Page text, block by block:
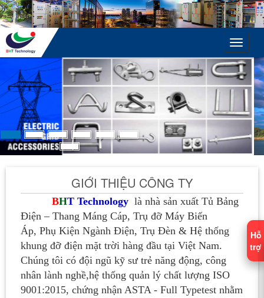
Toggle
GIỚI THIỆU CÔNG TY
BHT Technology là nhà sản xuất Tủ Bảng
Điện – Thang Máng Cáp, Trụ đỡ Máy Biến
Áp, Phụ Kiện Ngành Điện, Trụ Đèn & Hệ thống
khung đỡ điện mặt trời hàng đầu tại Việt Nam.
Chúng tôi có đội ngũ kỹ sư trẻ năng động, công
nhân lành nghề,hệ thống quản lý chất lượng ISO
9001:2015, chứng nhận ASTA - Full Typetest nhằm
Hỗ
trợ